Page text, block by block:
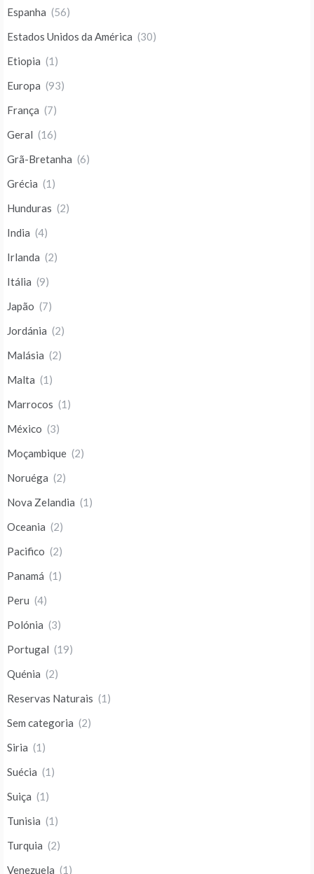
Espanha (56)
Estados Unidos da América (30)
Etiopia (1)
Europa (93)
França (7)
Geral (16)
Grã-Bretanha (6)
Grécia (1)
Hunduras (2)
India (4)
Irlanda (2)
Itália (9)
Japão (7)
Jordánia (2)
Malásia (2)
Malta (1)
Marrocos (1)
México (3)
Moçambique (2)
Noruéga (2)
Nova Zelandia (1)
Oceania (2)
Pacifico (2)
Panamá (1)
Peru (4)
Polónia (3)
Portugal (19)
Quénia (2)
Reservas Naturais (1)
Sem categoria (2)
Siria (1)
Suécia (1)
Suiça (1)
Tunisia (1)
Turquia (2)
Venezuela (1)